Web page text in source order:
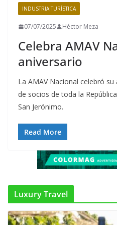
INDUSTRIA TURÍSTICA
07/07/2025 Héctor Meza
Celebra AMAV
aniversario
La AMAV Nacional celebró
de socios de toda la
San Jerónimo.
Read More
Luxury Travel